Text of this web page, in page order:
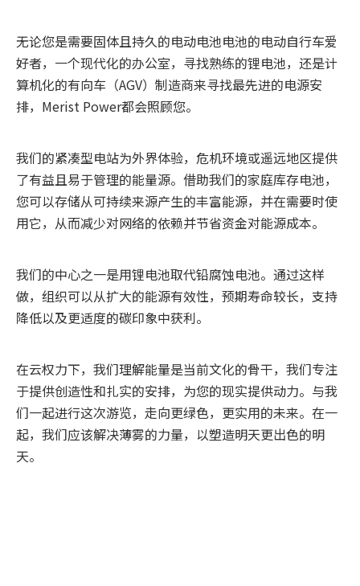
无论您是需要固体且持久的电动电池电池的电动自行车爱
好者，一个现代化的办公室，寻找熟练的锂电池，还是计
算机化的有向车（AGV）制造商来寻找最先进的电源安
排，Merist Power都会照顾您。
我们的紧凑型电站为外界体验，危机环境或遥远地区提供
了有益且易于管理的能量源。借助我们的家庭库存电池，
您可以存储从可持续来源产生的丰富能源，并在需要时使
用它，从而减少对网络的依赖并节省资金对能源成本。
我们的中心之一是用锂电池取代铅腐蚀电池。通过这样
做，组织可以从扩大的能源有效性，预期寿命较长，支持
降低以及更适度的碳印象中获利。
在云权力下，我们理解能量是当前文化的骨干，我们专注
于提供创造性和扎实的安排，为您的现实提供动力。与我
们一起进行这次游览，走向更绿色，更实用的未来。在一
起，我们应该解决薄雾的力量，以塑造明天更出色的明
天。